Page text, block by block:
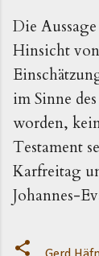
Die
Hinsicht
im Sinne
worden,
Testament
Karfreitag
Johannes-